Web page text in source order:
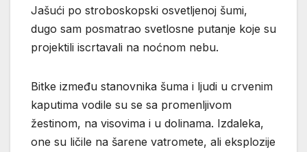
Jašući po stroboskopski osvetljenoj šumi,
dugo sam posmatrao svetlosne putanje koje su
projektili iscrtavali na noćnom nebu.
Bitke između stanovnika šuma i ljudi u crvenim
kaputima vodile su se sa promenljivom
žestinom, na visovima i u dolinama. Izdaleka,
one su ličile na šarene vatromete, ali eksplozije